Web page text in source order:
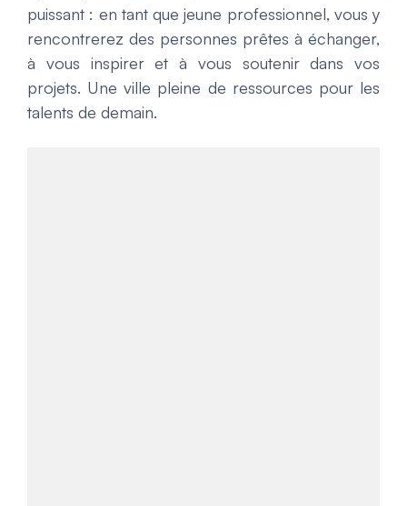
puissant : en tant que jeune professionnel, vous y
rencontrerez des personnes prêtes à échanger,
à vous inspirer et à vous soutenir dans vos
projets. Une ville pleine de ressources pour les
talents de demain.